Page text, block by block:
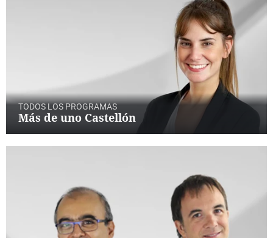
TODOS LOS PROGRAMAS
Más de uno Castellón